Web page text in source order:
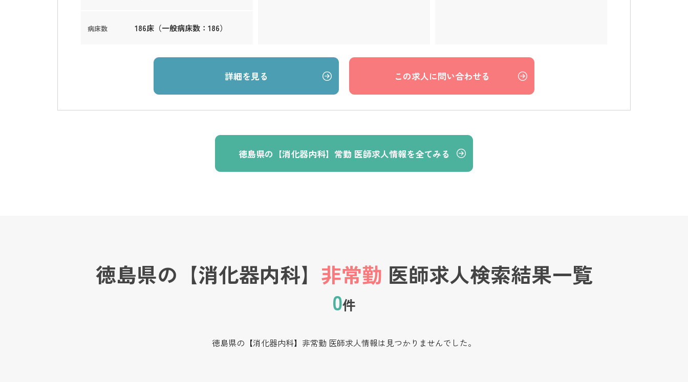
病床数 186床（一般病床数：186）
詳細を見る この求人に問い合わせる
徳島県の【消化器内科】常勤 医師求人情報を全てみる
徳島県の【消化器内科】 非常勤 医師求人検索結果一覧
0件
徳島県の【消化器内科】非常勤 医師求人情報は見つかりませんでした。